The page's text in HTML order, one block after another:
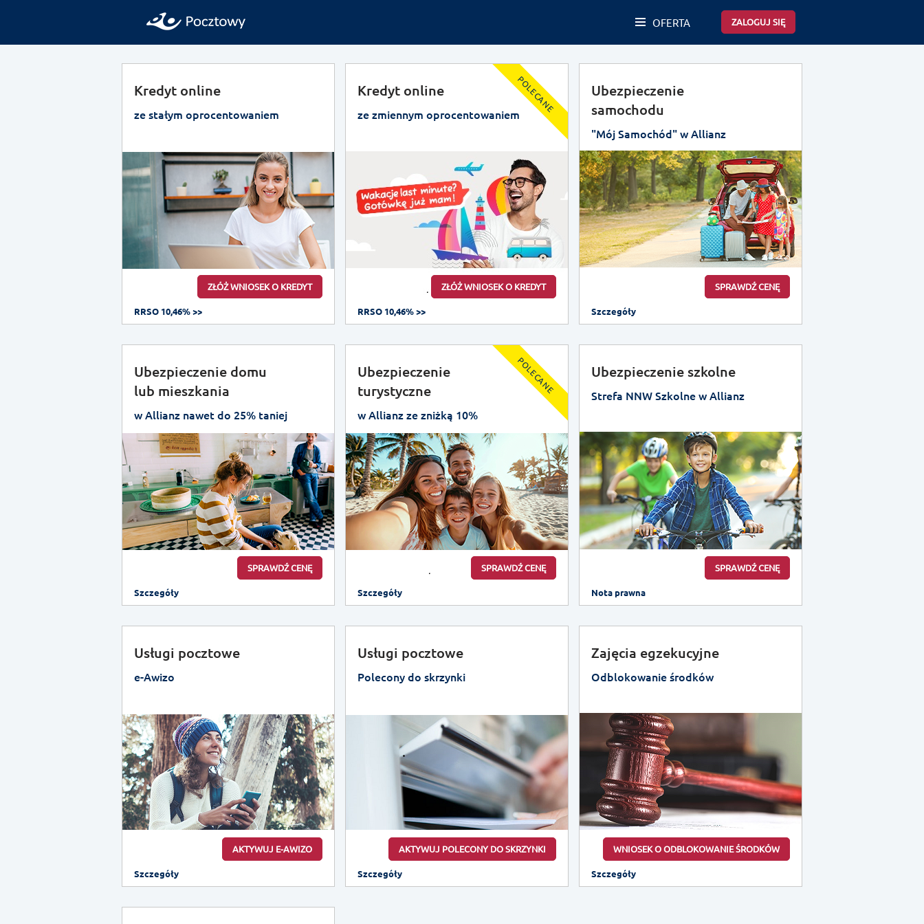
ZALOGUJ SIĘ
OFERTA
Kredyt online
ze stałym oprocentowaniem
ZŁÓŻ WNIOSEK O KREDYT
RRSO 10,46% >>
POLECANE
Kredyt online
ze zmiennym oprocentowaniem
ZŁÓŻ WNIOSEK O KREDYT
RRSO 10,46% >>
Ubezpieczenie
samochodu
"Mój Samochód" w Allianz
SPRAWDŹ CENĘ
Szczegóły
Ubezpieczenie domu
lub mieszkania
w Allianz nawet do 25% taniej
SPRAWDŹ CENĘ
Szczegóły
POLECANE
Ubezpieczenie
turystyczne
w Allianz ze zniżką 10%
SPRAWDŹ CENĘ
Szczegóły
Ubezpieczenie szkolne
Strefa NNW Szkolne w Allianz
SPRAWDŹ CENĘ
Nota prawna
Usługi pocztowe
e-Awizo
AKTYWUJ E-AWIZO
Szczegóły
Usługi pocztowe
Polecony do skrzynki
AKTYWUJ POLECONY DO SKRZYNKI
Szczegóły
Zajęcia egzekucyjne
Odblokowanie środków
WNIOSEK O ODBLOKOWANIE ŚRODKÓW
Szczegóły